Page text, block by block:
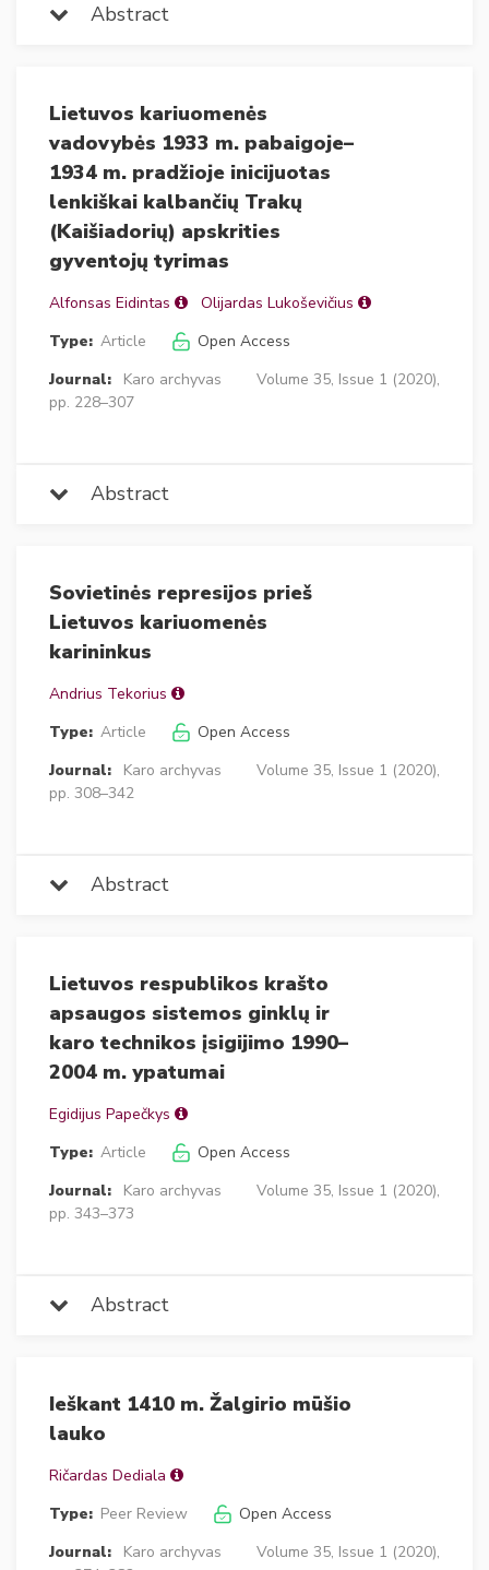
Abstract
Lietuvos kariuomenės
vadovybės 1933 m. pabaigoje–
1934 m. pradžioje inicijuotas
lenkiškai kalbančių Trakų
(Kaišiadorių) apskrities
gyventojų tyrimas
Alfonsas Eidintas
Olijardas Lukoševičius
Type: Article
Open Access
Journal:
Karo archyvas
Volume 35, Issue 1 (2020),
pp. 228–307
Abstract
Sovietinės represijos prieš
Lietuvos kariuomenės
karininkus
Andrius Tekorius
Type: Article
Open Access
Journal:
Karo archyvas
Volume 35, Issue 1 (2020),
pp. 308–342
Abstract
Lietuvos respublikos krašto
apsaugos sistemos ginklų ir
karo technikos įsigijimo 1990–
2004 m. ypatumai
Egidijus Papečkys
Type: Article
Open Access
Journal:
Karo archyvas
Volume 35, Issue 1 (2020),
pp. 343–373
Abstract
Ieškant 1410 m. Žalgirio mūšio
lauko
Ričardas Dediala
Type: Peer Review
Open Access
Journal:
Karo archyvas
Volume 35, Issue 1 (2020),